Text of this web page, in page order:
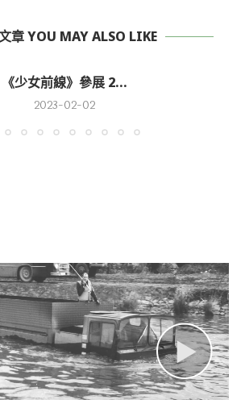
章 YOU MAY ALSO LIKE
《少女前線》參展 2...
2023-02-02